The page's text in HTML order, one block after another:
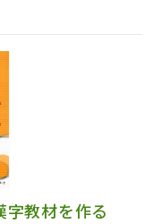
字教材を作る